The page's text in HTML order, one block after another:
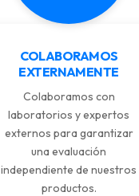
COLABORAMOS
EXTERNAMENTE
Colaboramos con
laboratorios y expertos
externos para garantizar
una evaluación
independiente de nuestros
productos.